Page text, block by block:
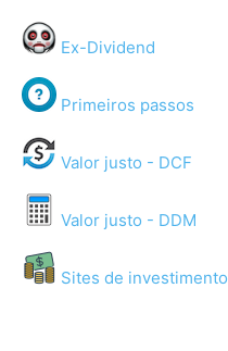
Ex-Dividend
Primeiros passos
Valor justo - DCF
Valor justo - DDM
Sites de investimento